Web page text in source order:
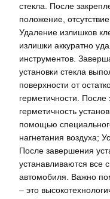
стекла. После
положение,
Удаление излишков
излишки аккуратно
инструментов.
установки стекла
поверхности от
герметичности. После
герметичность
помощью
нагнетания воздуха;
После завершения
устанавливаются все
автомобиля. Важно
– это